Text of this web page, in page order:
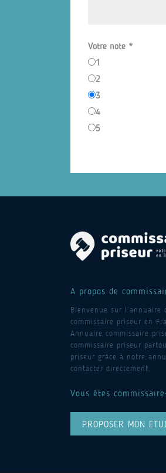
Votre note *
1
2
3
4
5
A propos de
Bienvenue sur l’annuaire
commissaire priseur en
Annuaire commissaire
commissaire priseur
priseur grâce à notre
contacter directement.
Vous êtes
PROPOSER MON